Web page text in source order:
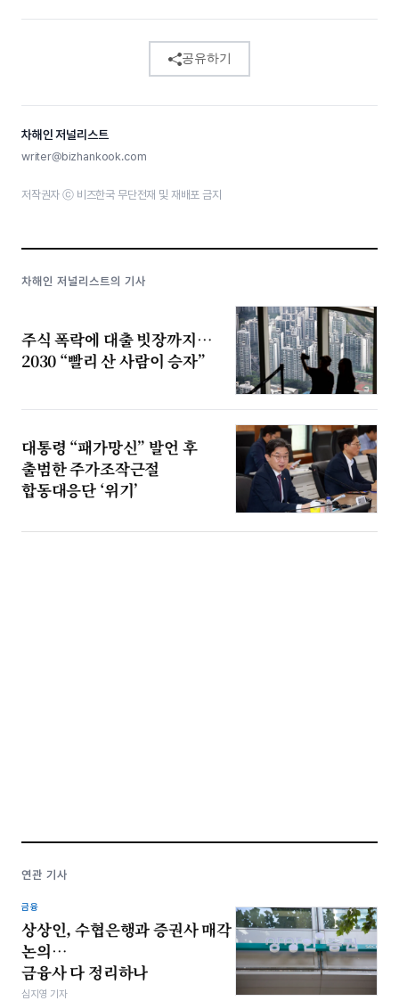
공유하기
차해인 저널리스트
writer@bizhankook.com
저작권자 ⓒ 비즈한국 무단전재 및 재배포 금지
차해인 저널리스트의 기사
주식 폭락에 대출 빗장까지…
2030 “빨리 산 사람이 승자”
대통령 “패가망신” 발언 후
출범한 주가조작근절
합동대응단 ‘위기’
연관 기사
금융
상상인, 수협은행과 증권사 매각
논의…
금융사 다 정리하나
심지영 기자